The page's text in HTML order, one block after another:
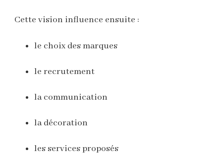
Cette vision influence ensuite :
le choix des marques
le recrutement
la communication
la décoration
les services proposés